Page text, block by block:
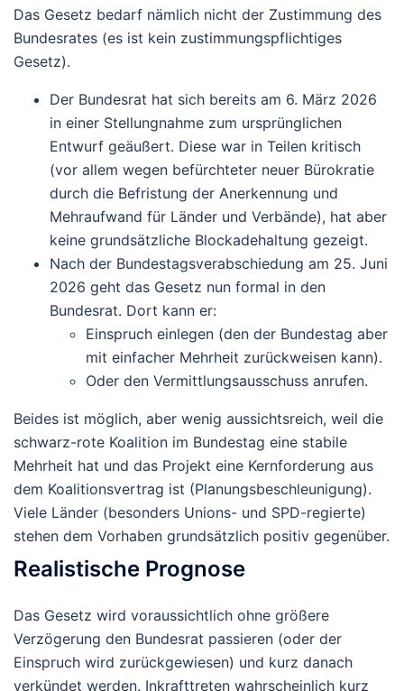
Das Gesetz bedarf nämlich nicht der Zustimmung des
Bundesrates (es ist kein zustimmungspflichtiges
Gesetz).
Der Bundesrat hat sich bereits am 6. März 2026
in einer Stellungnahme zum ursprünglichen
Entwurf geäußert. Diese war in Teilen kritisch
(vor allem wegen befürchteter neuer Bürokratie
durch die Befristung der Anerkennung und
Mehraufwand für Länder und Verbände), hat aber
keine grundsätzliche Blockadehaltung gezeigt.
Nach der Bundestagsverabschiedung am 25. Juni
2026 geht das Gesetz nun formal in den
Bundesrat. Dort kann er:
Einspruch einlegen (den der Bundestag aber
mit einfacher Mehrheit zurückweisen kann).
Oder den Vermittlungsausschuss anrufen.
Beides ist möglich, aber wenig aussichtsreich, weil die
schwarz-rote Koalition im Bundestag eine stabile
Mehrheit hat und das Projekt eine Kernforderung aus
dem Koalitionsvertrag ist (Planungsbeschleunigung).
Viele Länder (besonders Unions- und SPD-regierte)
stehen dem Vorhaben grundsätzlich positiv gegenüber.
Realistische Prognose
Das Gesetz wird voraussichtlich ohne größere
Verzögerung den Bundesrat passieren (oder der
Einspruch wird zurückgewiesen) und kurz danach
verkündet werden. Inkrafttreten wahrscheinlich kurz